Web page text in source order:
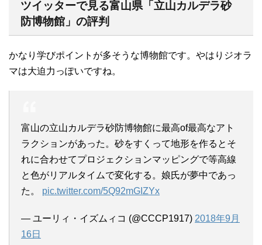
ツイッターで見る富山県「立山カルデラ砂
防博物館」の評判
かなり学びポイントが多そうな博物館です。やはりジオラ
マは大迫力っぽいですね。
富山の立山カルデラ砂防博物館に最高of最高なアト
ラクションがあった。砂をすくって地形を作るとそ
れに合わせてプロジェクションマッピングで等高線
と色がリアルタイムで変化する。娘氏が夢中であっ
た。 pic.twitter.com/5Q92mGIZYx
— ユーリィ・イズムィコ (@CCCP1917) 2018年9月
16日